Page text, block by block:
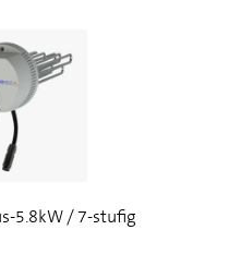
5.8kW / 7-stufig